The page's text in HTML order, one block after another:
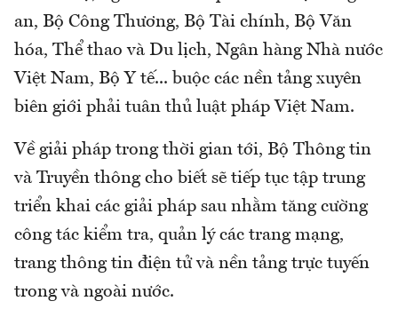
an, Bộ Công Thương, Bộ Tài chính, Bộ Văn
hóa, Thể thao và Du lịch, Ngân hàng Nhà nước
Việt Nam, Bộ Y tế... buộc các nền tảng xuyên
biên giới phải tuân thủ luật pháp Việt Nam.
Về giải pháp trong thời gian tới, Bộ Thông tin
và Truyền thông cho biết sẽ tiếp tục tập trung
triển khai các giải pháp sau nhằm tăng cường
công tác kiểm tra, quản lý các trang mạng,
trang thông tin điện tử và nền tảng trực tuyến
trong và ngoài nước.